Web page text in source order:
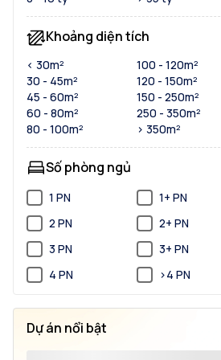
Khoảng diện tích
< 30m²
30 - 45m²
45 - 60m²
60 - 80m²
80 - 100m²
100 - 120m²
120 - 150m²
150 - 250m²
250 - 350m²
> 350m²
Số phòng ngủ
1 PN
1+ PN
2 PN
2+ PN
3 PN
3+ PN
4 PN
>4 PN
Dự án nổi bật